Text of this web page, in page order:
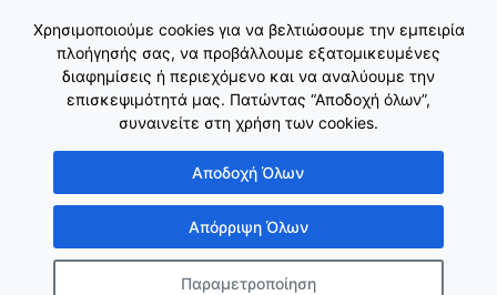
Εθνικό Δίκτυο ΚΑΠ
Copyright © Γενική Γραμματεία Ενωσιακών Πόρων & Υποδομών
Χρησιμοποιούμε cookies για να βελτιώσουμε την εμπειρία
πλοήγησής σας, να προβάλλουμε εξατομικευμένες
διαφημίσεις ή περιεχόμενο και να αναλύουμε την
επισκεψιμότητά μας. Πατώντας “Αποδοχή όλων”,
συναινείτε στη χρήση των cookies.
Αποδοχή Όλων
Απόρριψη Όλων
Παραμετροποίηση